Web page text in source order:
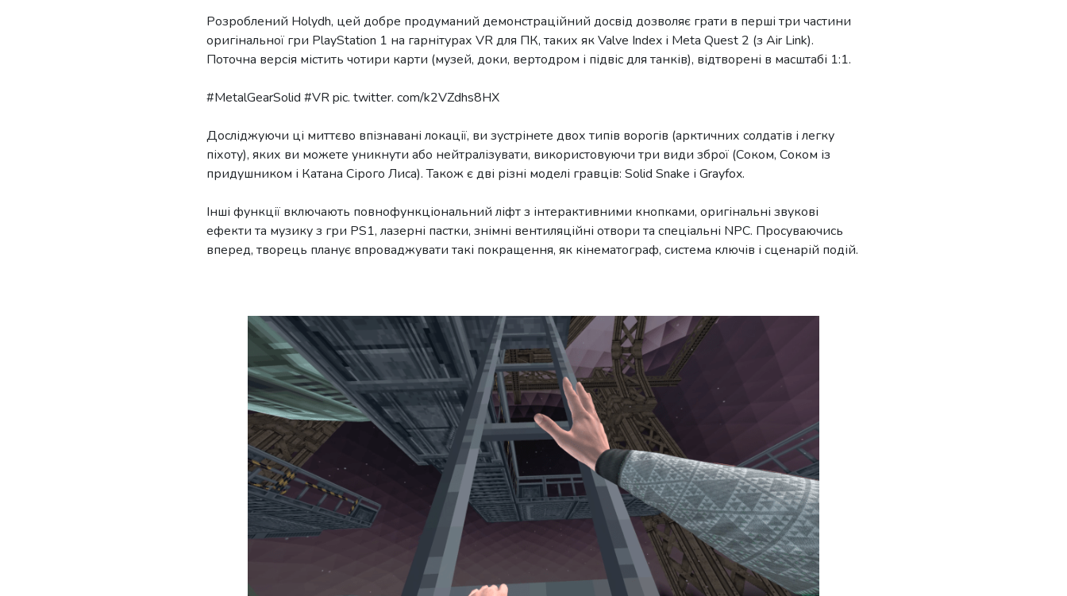
Розроблений Holydh, цей добре продуманий демонстраційний досвід дозволяє грати в перші три частини
оригінальної гри PlayStation 1 на гарнітурах VR для ПК, таких як Valve Index і Meta Quest 2 (з Air Link).
Поточна версія містить чотири карти (музей, доки, вертодром і підвіс для танків), відтворені в масштабі 1:1.
#MetalGearSolid #VR pic. twitter. com/k2VZdhs8HX
Досліджуючи ці миттєво впізнавані локації, ви зустрінете двох типів ворогів (арктичних солдатів і легку
піхоту), яких ви можете уникнути або нейтралізувати, використовуючи три види зброї (Соком, Соком із
придушником і Катана Сірого Лиса). Також є дві різні моделі гравців: Solid Snake і Grayfox.
Інші функції включають повнофункціональний ліфт з інтерактивними кнопками, оригінальні звукові
ефекти та музику з гри PS1, лазерні пастки, знімні вентиляційні отвори та спеціальні NPC. Просуваючись
вперед, творець планує впроваджувати такі покращення, як кінематограф, система ключів і сценарій подій.